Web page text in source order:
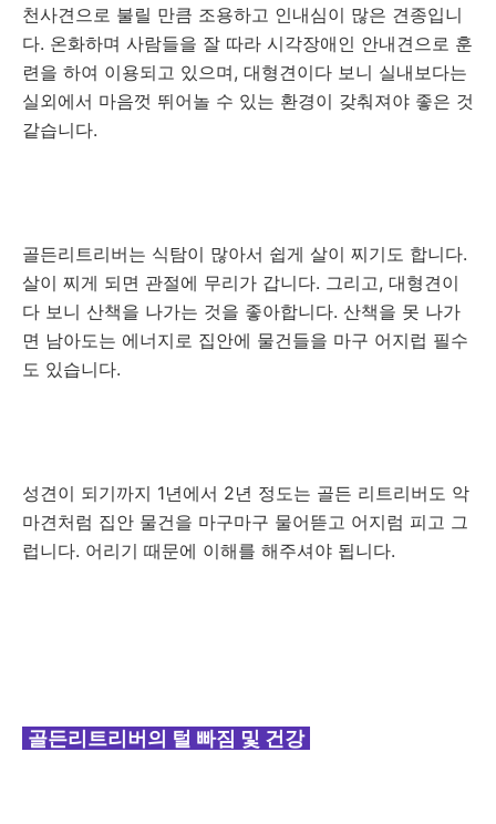
천사견으로 불릴 만큼 조용하고 인내심이 많은 견종입니
다. 온화하며 사람들을 잘 따라 시각장애인 안내견으로 훈
련을 하여 이용되고 있으며, 대형견이다 보니 실내보다는
실외에서 마음껏 뛰어놀 수 있는 환경이 갖춰져야 좋은 것
같습니다.
골든리트리버는 식탐이 많아서 쉽게 살이 찌기도 합니다.
살이 찌게 되면 관절에 무리가 갑니다. 그리고, 대형견이
다 보니 산책을 나가는 것을 좋아합니다. 산책을 못 나가
면 남아도는 에너지로 집안에 물건들을 마구 어지럽 필수
도 있습니다.
성견이 되기까지 1년에서 2년 정도는 골든 리트리버도 악
마견처럼 집안 물건을 마구마구 물어뜯고 어지럼 피고 그
럽니다. 어리기 때문에 이해를 해주셔야 됩니다.
골든리트리버의 털 빠짐 및 건강